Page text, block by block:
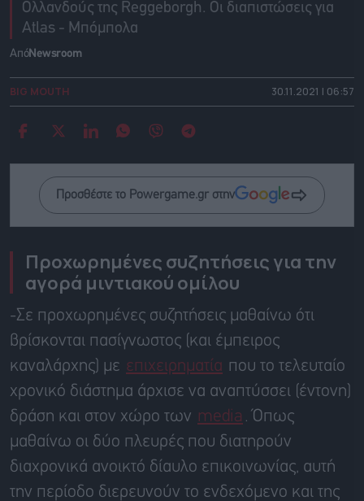
Ολλανδούς της Reggeborgh. Οι διαπιστώσεις για
Atlas - Μπόμπολα
ΑπόNewsroom
BIG MOUTH 30.11.2021 | 06:57
Προσθέστε το Powergame.gr στην
Προχωρημένες συζητήσεις για την
αγορά μιντιακού ομίλου
-Σε προχωρημένες συζητήσεις μαθαίνω ότι
βρίσκονται πασίγνωστος (και έμπειρος
καναλάρχης) με επιχειρηματία που το τελευταίο
χρονικό διάστημα άρχισε να αναπτύσσει (έντονη)
δράση και στον χώρο των media
. Όπως
μαθαίνω οι δύο πλευρές που διατηρούν
διαχρονικά ανοικτό δίαυλο επικοινωνίας, αυτή
την περίοδο διερευνούν το ενδεχόμενο και της